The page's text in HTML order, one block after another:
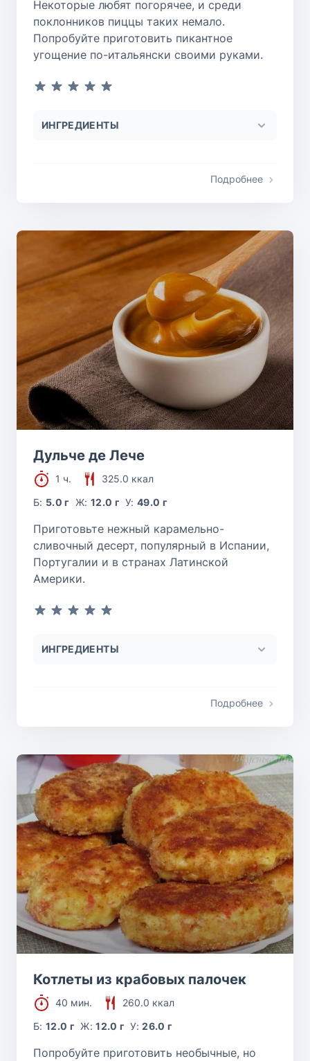
Некоторые любят погорячее, и среди
поклонников пиццы таких немало.
Попробуйте приготовить пикантное
угощение по-итальянски своими руками.
ИНГРЕДИЕНТЫ
Подробнее
Дульче де Лече
1 ч.
325.0 ккал
Б: 5.0 г Ж: 12.0 г У:49.0 г
Приготовьте нежный карамельно-
сливочный десерт, популярный в Испании,
Португалии и в странах Латинской
Америки.
ИНГРЕДИЕНТЫ
Подробнее
Котлеты из крабовых палочек
40 мин.
260.0 ккал
Б:12.0 г Ж:12.0 г У:26.0 г
Попробуйте приготовить необычные, но